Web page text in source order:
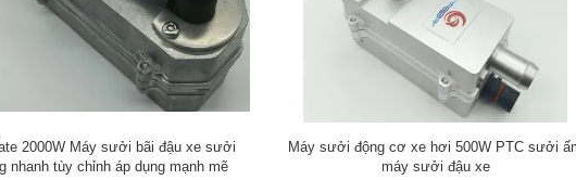
xe hơi động cơ sưởi ấm tùy chỉnh
sưởi ấm xe hơi động cơ sưởi ấm
Xe động cơ sưởi ấm sưởi ấm PTC sưởi ấm
nhanh sưởi ấm đậu xe sưởi ấm xe hơi